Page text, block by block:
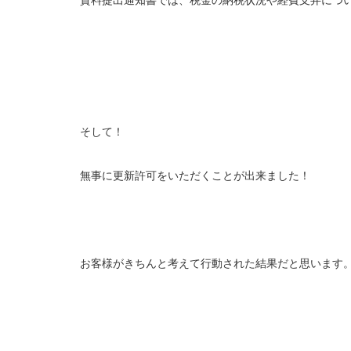
そして！
無事に更新許可をいただくことが出来ました！
お客様がきちんと考えて行動された結果だと思います